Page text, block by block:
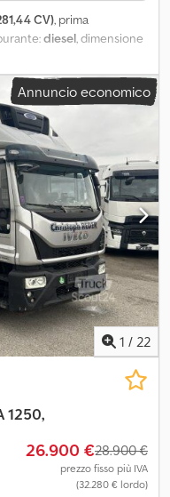
CV), prima
diesel, dimensione
degli assi:
del serbatoio del
di guida:cabina corta,
di emissione:
8.140 mm
, Anno di produzione:
condizionata, = Ulteriori
- Autoradio DAB -
= Informazioni tecniche
Trasmissione Cambio: 6
Dimensioni pneumatici:
a balestre Asse anteriore:
a vuoto: 5.190 kg
kg
Annuncio economico
1 / 22
1250,
26.900 €28.900 €
prezzo fisso più IVA
(32.280 € lordo)